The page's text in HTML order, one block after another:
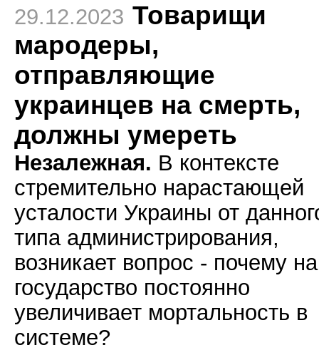
29.12.2023 Товарищи
мародеры,
отправляющие
украинцев на смерть,
должны умереть
Незалежная. В контексте
стремительно нарастающей
усталости Украины от
типа администрирования,
возникает вопрос - почему
государство постоянно
увеличивает мортальность в
системе?